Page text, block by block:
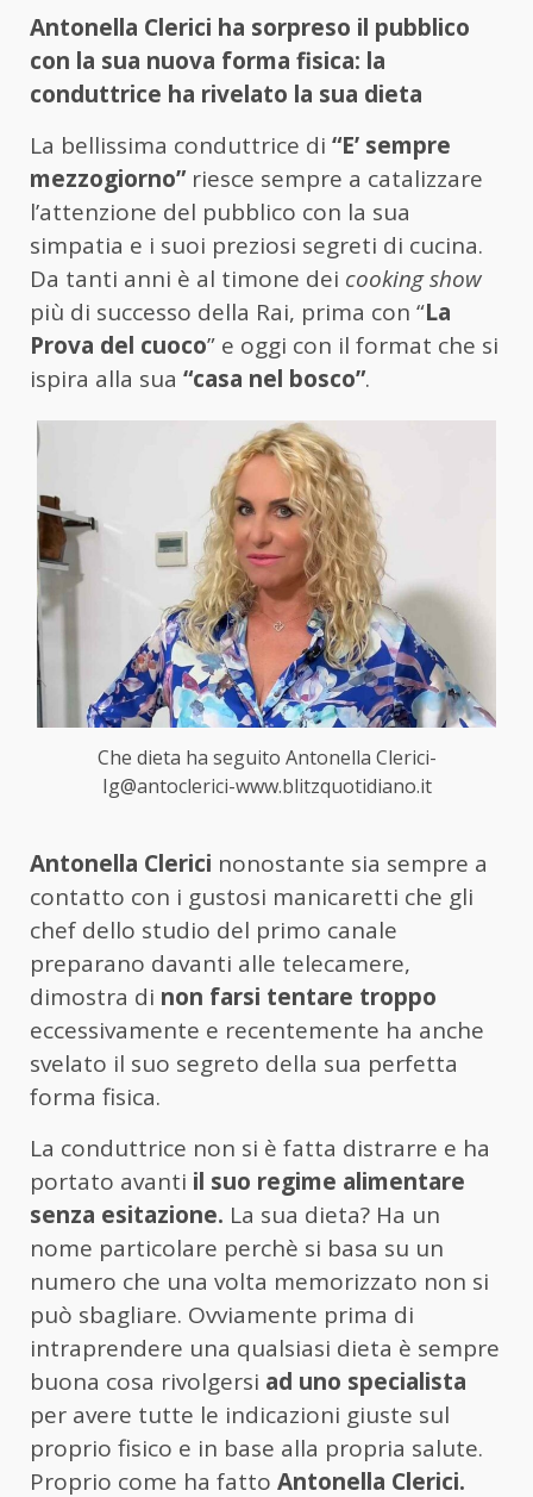
Antonella Clerici ha sorpreso il pubblico
con la sua nuova forma fisica: la
conduttrice ha rivelato la sua dieta
La bellissima conduttrice di “E’ sempre
mezzogiorno”riesce sempre a catalizzare
l’attenzione del pubblico con la sua
simpatia e i suoi preziosi segreti di cucina.
Da tanti anni è al timone dei cooking show
più di successo della Rai, prima con “La
Prova del cuoco” e oggi con il format che si
ispira alla sua “casa nel bosco”.
Che dieta ha seguito Antonella Clerici-
Ig@antoclerici-www.blitzquotidiano.it
Antonella Clerici nonostante sia sempre a
contatto con i gustosi manicaretti che gli
chef dello studio del primo canale
preparano davanti alle telecamere,
dimostra di non farsi tentare troppo
eccessivamente e recentemente ha anche
svelato il suo segreto della sua perfetta
forma fisica.
La conduttrice non si è fatta distrarre e ha
portato avanti il suo regime alimentare
senza esitazione. La sua dieta? Ha un
nome particolare perchè si basa su un
numero che una volta memorizzato non si
può sbagliare. Ovviamente prima di
intraprendere una qualsiasi dieta è sempre
buona cosa rivolgersi ad uno specialista
per avere tutte le indicazioni giuste sul
proprio fisico e in base alla propria salute.
Proprio come ha fatto Antonella Clerici.